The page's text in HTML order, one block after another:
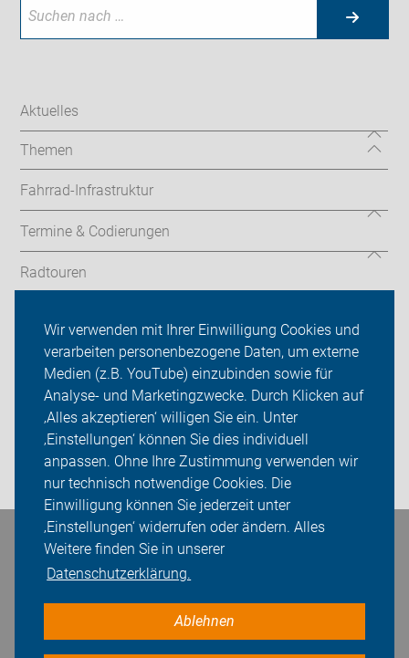
Wir verwenden mit Ihrer Einwilligung Cookies und
verarbeiten personenbezogene Daten, um externe
Medien (z.B. YouTube) einzubinden sowie für
Analyse- und Marketingzwecke. Durch Klicken auf
‚Alles akzeptieren‘ willigen Sie ein. Unter
‚Einstellungen‘ können Sie dies individuell
anpassen. Ohne Ihre Zustimmung verwenden wir
nur technisch notwendige Cookies. Die
Einwilligung können Sie jederzeit unter
‚Einstellungen‘ widerrufen oder ändern. Alles
Weitere finden Sie in unserer
Datenschutzerklärung.
Ablehnen
Aktuelles
Themen
Fahrrad-Infrastruktur
Termine & Codierungen
Radtouren
Über uns
Sei dabei
Presse
Login
Bleiben Sie in Kontakt